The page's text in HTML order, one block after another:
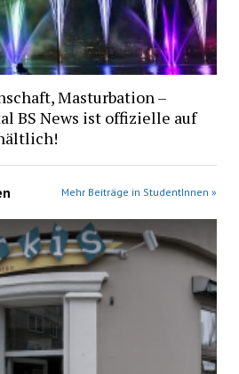
Masturbation –
BS News ist offizielle auf
Mehr Beiträge in StudentInnen »